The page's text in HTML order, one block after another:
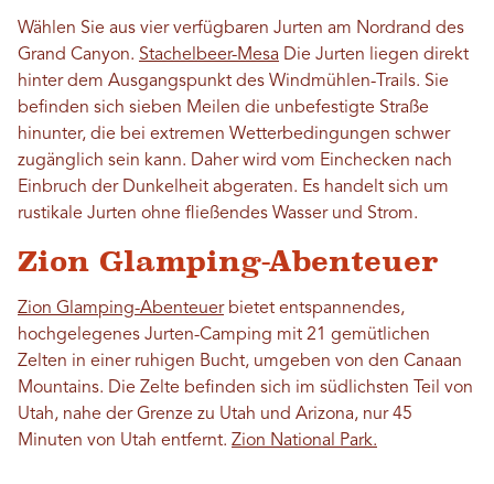
Wählen Sie aus vier verfügbaren Jurten am Nordrand des
Grand Canyon. Stachelbeer-Mesa Die Jurten liegen direkt
hinter dem Ausgangspunkt des Windmühlen-Trails. Sie
befinden sich sieben Meilen die unbefestigte Straße
hinunter, die bei extremen Wetterbedingungen schwer
zugänglich sein kann. Daher wird vom Einchecken nach
Einbruch der Dunkelheit abgeraten. Es handelt sich um
rustikale Jurten ohne fließendes Wasser und Strom.
Zion Glamping-Abenteuer
Zion Glamping-Abenteuerbietet entspannendes,
hochgelegenes Jurten-Camping mit 21 gemütlichen
Zelten in einer ruhigen Bucht, umgeben von den Canaan
Mountains. Die Zelte befinden sich im südlichsten Teil von
Utah, nahe der Grenze zu Utah und Arizona, nur 45
Minuten von Utah entfernt. Zion National Park.